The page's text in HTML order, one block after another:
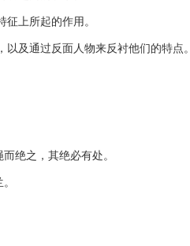
上所起的作用。
及通过反面人物来反衬他们的特点。
绝之，其绝必有处。